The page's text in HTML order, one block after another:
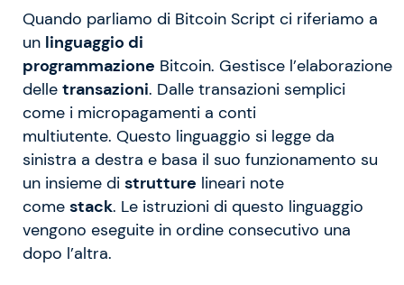
Quando parliamo di Bitcoin Script ci riferiamo a
un linguaggio di
programmazione Bitcoin. Gestisce l’elaborazione
delle transazioni. Dalle transazioni semplici
come i micropagamenti a conti
multiutente. Questo linguaggio si legge da
sinistra a destra e basa il suo funzionamento su
un insieme di strutture lineari note
come stack. Le istruzioni di questo linguaggio
vengono eseguite in ordine consecutivo una
dopo l’altra.